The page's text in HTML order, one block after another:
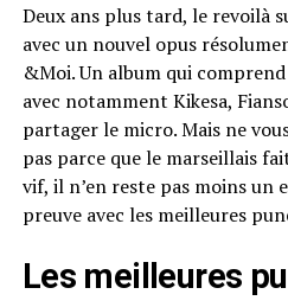
Deux ans plus tard, le revoilà
avec un nouvel opus
&Moi. Un album qui
avec notamment Kikesa,
partager le micro. Mais ne
pas parce que le marseillais
vif, il n’en reste pas moins un
preuve avec les meilleures
Les meilleures